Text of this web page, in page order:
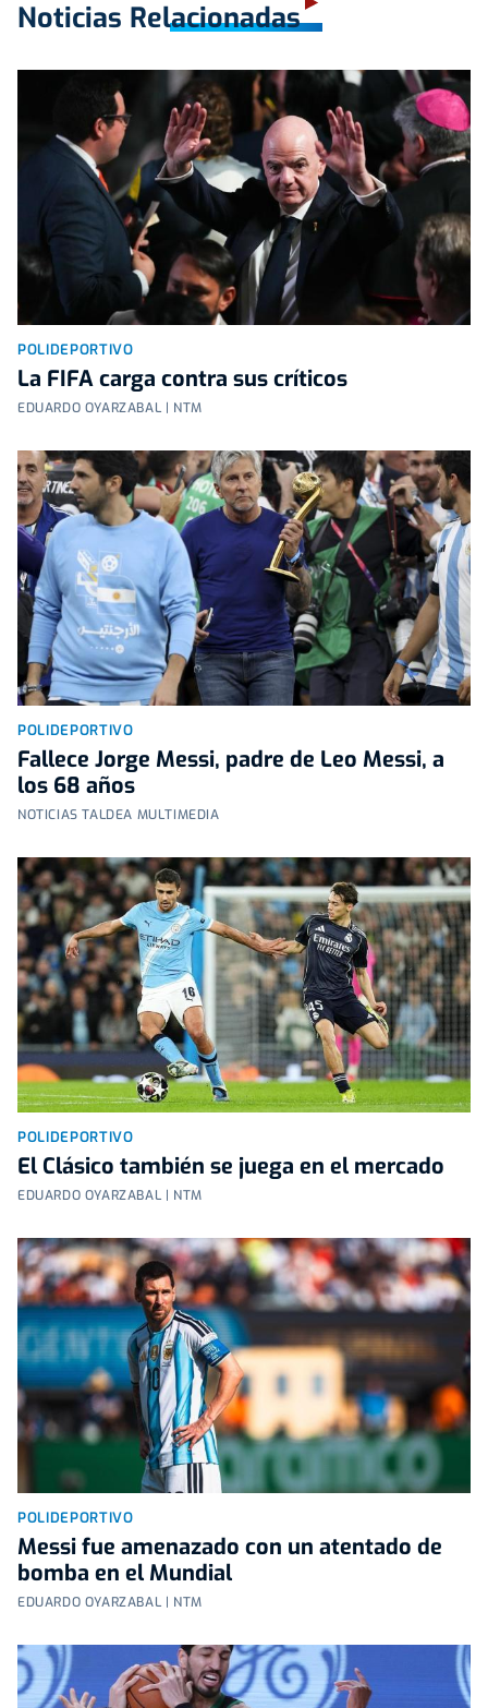
Noticias Relacionadas
POLIDEPORTIVO
La FIFA carga contra sus críticos
EDUARDO OYARZABAL | NTM
POLIDEPORTIVO
Fallece Jorge Messi, padre de Leo Messi, a
los 68 años
NOTICIAS TALDEA MULTIMEDIA
POLIDEPORTIVO
El Clásico también se juega en el mercado
EDUARDO OYARZABAL | NTM
POLIDEPORTIVO
Messi fue amenazado con un atentado de
bomba en el Mundial
EDUARDO OYARZABAL | NTM